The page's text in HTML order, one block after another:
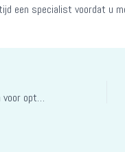
een specialist voordat u
Turinabol 10 Mg: Hoe in te nemen voor optimale resultaten